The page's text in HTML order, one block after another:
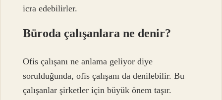
icra edebilirler.
Büroda çalışanlara ne denir?
Ofis çalışanı ne anlama geliyor diye
sorulduğunda, ofis çalışanı da denilebilir. Bu
çalışanlar şirketler için büyük önem taşır.